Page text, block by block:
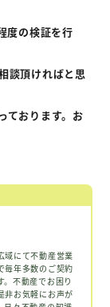
度の検証を行
談頂ければと思
ております。お
域にて不動産営業
毎年多数のご契約
。不動産でお困り
非お気軽にお声が